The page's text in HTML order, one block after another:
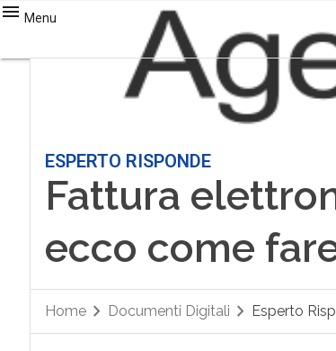
Menu
ESPERTO RISPONDE
Fattura
ecco come
Home Documenti Digitali Esperto